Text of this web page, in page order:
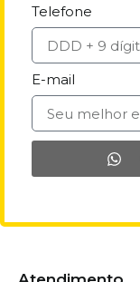
Telefone
E-mail